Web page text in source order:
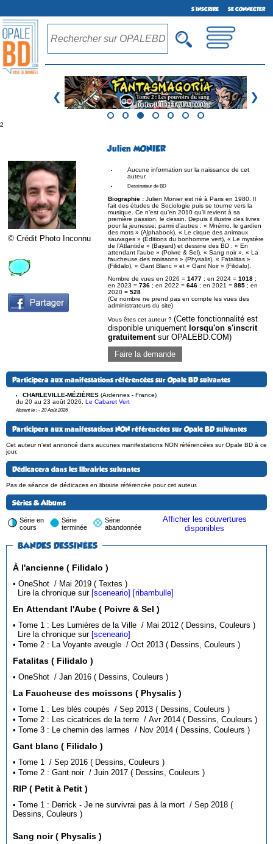
S'INSCRIRE SE CONNECTER
❮ ❯
²
Julien MONIER
© Crédit Photo Inconnu
Aucune information sur la naissance de cet
auteur.
Dessinateur de BD
Biographie : Julien Monier est né à Paris en 1980. Il
fait des études de Sociologie puis se tourne vers la
musique. Ce n’est qu’en 2010 qu’il revient à sa
première passion, le dessin. Depuis il illustre des livres
pour la jeunesse; parmi d’autres : « Mnémo, le gardien
des mots » (Alphabook), « Le cirque des animaux
sauvages » (Éditions du bonhomme vert), « Le mystère
de l’Atlantide » (Bayard) et dessine des BD : « En
attendant l’aube » (Poivre & Sel), « Sang noir », « La
faucheuse des moissons » (Physalis), « Fatalitas »
(Filidalo), « Gant Blanc » et « Gant Noir » (Filidalo).
Nombre de vues en 2026 = 1477 ; en 2024 = 1018 ;
en 2023 = 736 ; en 2022 = 646 ; en 2021 = 885 ; en
2020 = 528
(Ce nombre ne prend pas en compte les vues des
administrateurs du site)
Vous êtes cet auteur ? (Cette fonctionnalité est
disponible uniquement lorsqu'on s'inscrit
gratuitementsur OPALEBD.COM)
Faire la demande
Participera aux manifestations référencées sur Opale BD suivantes
CHARLEVILLE-MÉZIÈRES (Ardennes - France)
du 20 au 23 août 2026
Le Cabaret Vert
Absent le : - 20 Août 2026
Participera aux manifestations NON référencées sur Opale BD suivantes
Cet auteur n'est annoncé dans aucunes manifestations NON référencées sur Opale BD à ce
jour.
Dédicacera dans les librairies suivantes
Pas de séance de dédicaces en librairie référencée pour cet auteur.
Séries & Albums
Série en
cours
Série
terminée
Série
abandonnée
Afficher les couvertures
disponibles
BANDES DESSINÉES
À l'ancienne ( Filidalo )
• OneShot / Mai 2019 ( Textes )
Lire la chronique sur [sceneario] [ribambulle]
En Attendant l'Aube ( Poivre & Sel )
• Tome 1 : Les Lumières de la Ville / Mai 2012 ( Dessins, Couleurs )
Lire la chronique sur [sceneario]
• Tome 2 : La Voyante aveugle / Oct 2013 ( Dessins, Couleurs )
Fatalitas ( Filidalo )
• OneShot / Jan 2016 ( Dessins, Couleurs )
La Faucheuse des moissons ( Physalis )
• Tome 1 : Les blés coupés / Sep 2013 ( Dessins, Couleurs )
• Tome 2 : Les cicatrices de la terre / Avr 2014 ( Dessins, Couleurs )
• Tome 3 : Le chemin des larmes / Nov 2014 ( Dessins, Couleurs )
Gant blanc ( Filidalo )
• Tome 1 / Sep 2016 ( Dessins, Couleurs )
• Tome 2 : Gant noir / Juin 2017 ( Dessins, Couleurs )
RIP ( Petit à Petit )
• Tome 1 : Derrick - Je ne survivrai pas à la mort / Sep 2018 (
Dessins, Couleurs )
Sang noir ( Physalis )